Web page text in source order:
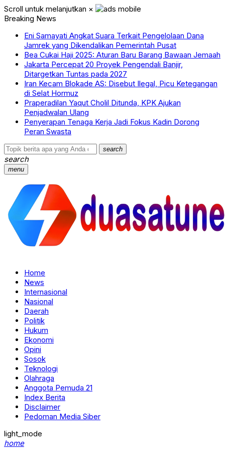
Scroll untuk melanjutkan ×
Breaking News
Eni Samayati Angkat Suara Terkait Pengelolaan Dana
Jamrek yang Dikendalikan Pemerintah Pusat
Bea Cukai Haji 2025: Aturan Baru Barang Bawaan Jemaah
Jakarta Percepat 20 Proyek Pengendali Banjir,
Ditargetkan Tuntas pada 2027
Iran Kecam Blokade AS: Disebut Ilegal, Picu Ketegangan
di Selat Hormuz
Praperadilan Yaqut Cholil Ditunda, KPK Ajukan
Penjadwalan Ulang
Penyerapan Tenaga Kerja Jadi Fokus Kadin Dorong
Peran Swasta
search
search
menu
Home
News
Internasional
Nasional
Daerah
Politik
Hukum
Ekonomi
Opini
Sosok
Teknologi
Olahraga
Anggota Pemuda 21
Index Berita
Disclaimer
Pedoman Media Siber
light_mode
home